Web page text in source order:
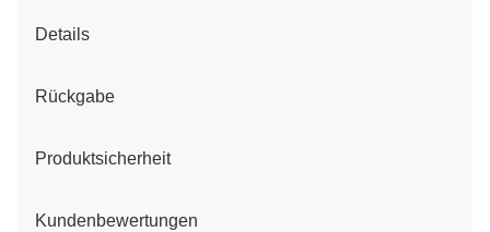
Details
Rückgabe
Produktsicherheit
Kundenbewertungen